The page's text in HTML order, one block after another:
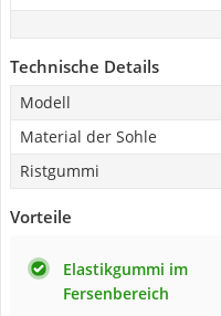
Technische Details
Modell
Material der Sohle
Ristgummi
Vorteile
Elastikgummi im
Fersenbereich